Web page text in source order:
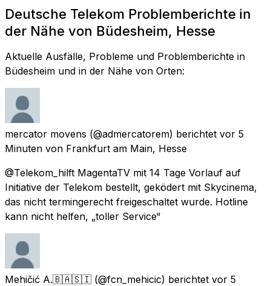
Deutsche Telekom Problemberichte in
der Nähe von Büdesheim, Hesse
Aktuelle Ausfälle, Probleme und Problemberichte in
Büdesheim und in der Nähe von Orten:
mercator movens (@admercatorem) berichtet vor 5
Minuten von Frankfurt am Main, Hesse
@Telekom_hilft MagentaTV mit 14 Tage Vorlauf auf
Initiative der Telekom bestellt, geködert mit Skycinema,
das nicht termingerecht freigeschaltet wurde. Hotline
kann nicht helfen, „toller Service“
Mehičić A.🇧🇦🇸🇮 (@fcn_mehicic) berichtet vor 5